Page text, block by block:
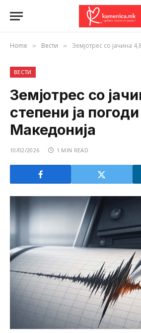
Home » Вести » Земјотрес со јачина 4,8
ВЕСТИ
Земјотрес со
степени ja погоди
Македонија
10/02/2026 1 MIN READ